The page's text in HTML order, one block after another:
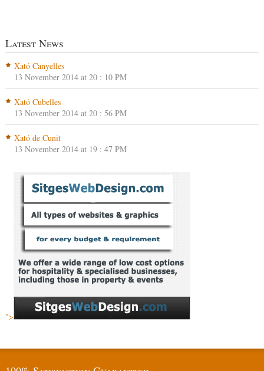
Latest News
Xató Canyelles
13 November 2014 at 20 : 10 PM
Xató Cubelles
13 November 2014 at 20 : 56 PM
Xató de Cunit
13 November 2014 at 19 : 47 PM
">